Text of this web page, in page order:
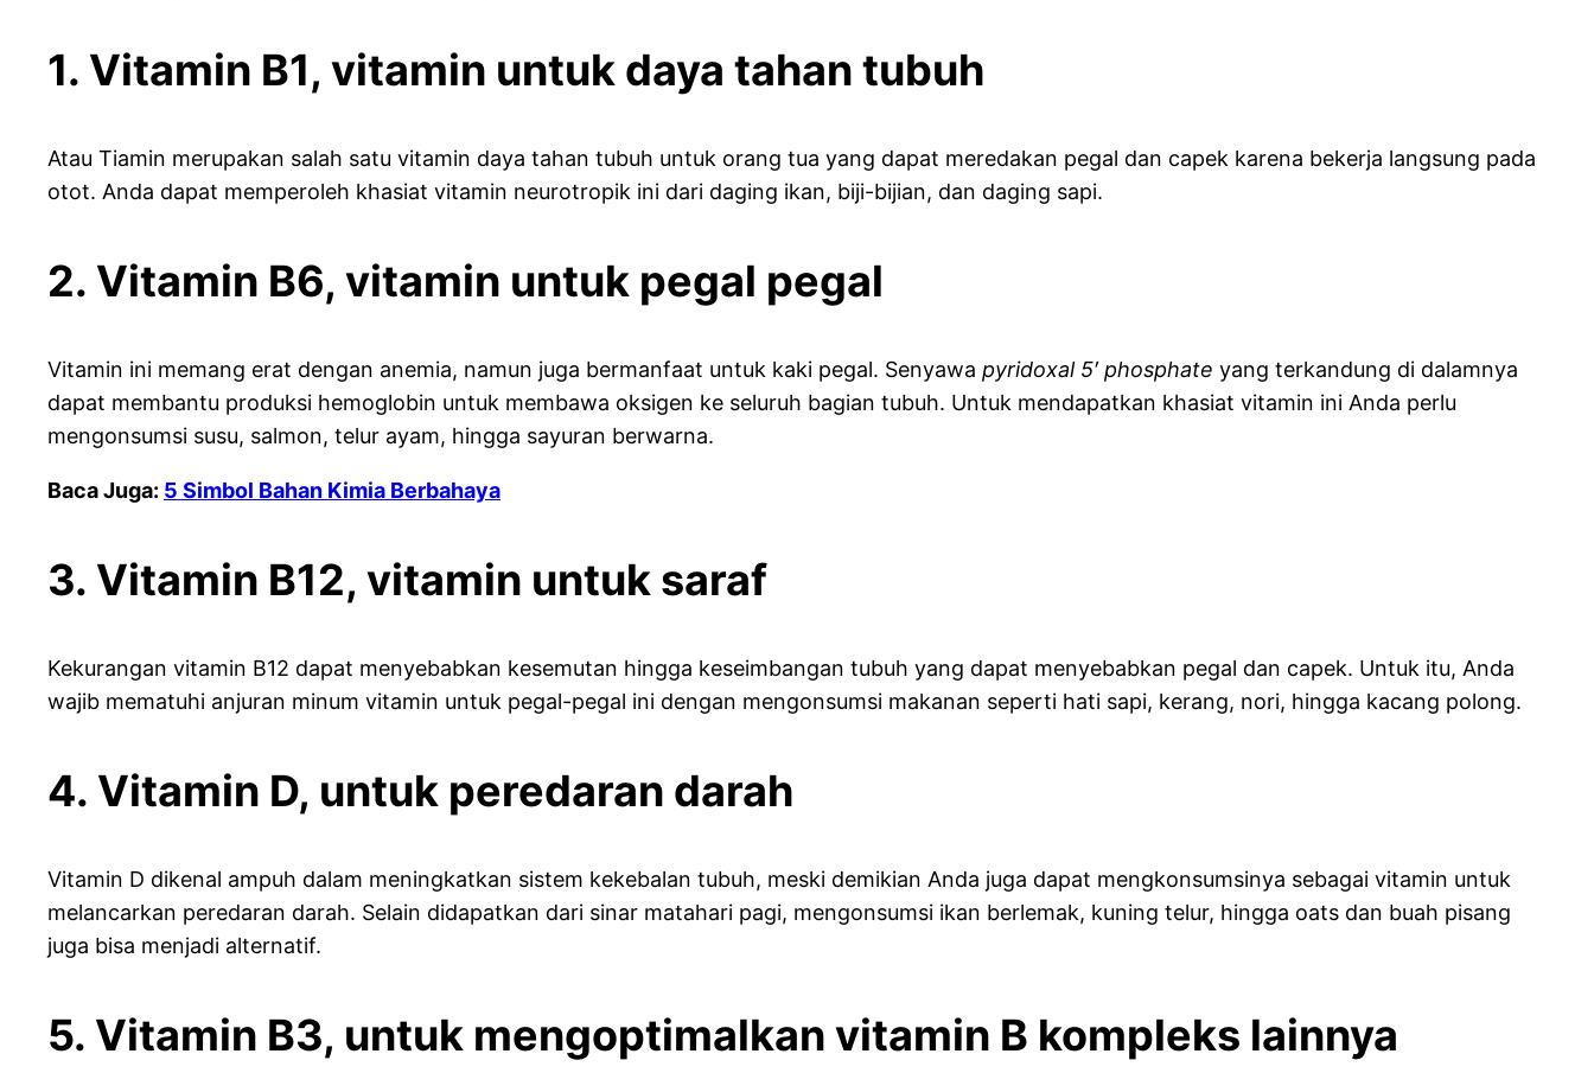
1. Vitamin B1, vitamin untuk daya tahan tubuh
Atau Tiamin merupakan salah satu vitamin daya tahan tubuh untuk orang tua yang dapat meredakan pegal dan capek karena bekerja langsung pada
otot. Anda dapat memperoleh khasiat vitamin neurotropik ini dari daging ikan, biji-bijian, dan daging sapi.
2. Vitamin B6, vitamin untuk pegal pegal
Vitamin ini memang erat dengan anemia, namun juga bermanfaat untuk kaki pegal. Senyawa pyridoxal 5′ phosphate yang terkandung di dalamnya
dapat membantu produksi hemoglobin untuk membawa oksigen ke seluruh bagian tubuh. Untuk mendapatkan khasiat vitamin ini Anda perlu
mengonsumsi susu, salmon, telur ayam, hingga sayuran berwarna.
Baca Juga: 5 Simbol Bahan Kimia Berbahaya
3. Vitamin B12, vitamin untuk saraf
Kekurangan vitamin B12 dapat menyebabkan kesemutan hingga keseimbangan tubuh yang dapat menyebabkan pegal dan capek. Untuk itu, Anda
wajib mematuhi anjuran minum vitamin untuk pegal-pegal ini dengan mengonsumsi makanan seperti hati sapi, kerang, nori, hingga kacang polong.
4. Vitamin D, untuk peredaran darah
Vitamin D dikenal ampuh dalam meningkatkan sistem kekebalan tubuh, meski demikian Anda juga dapat mengkonsumsinya sebagai vitamin untuk
melancarkan peredaran darah. Selain didapatkan dari sinar matahari pagi, mengonsumsi ikan berlemak, kuning telur, hingga oats dan buah pisang
juga bisa menjadi alternatif.
5. Vitamin B3, untuk mengoptimalkan vitamin B kompleks lainnya